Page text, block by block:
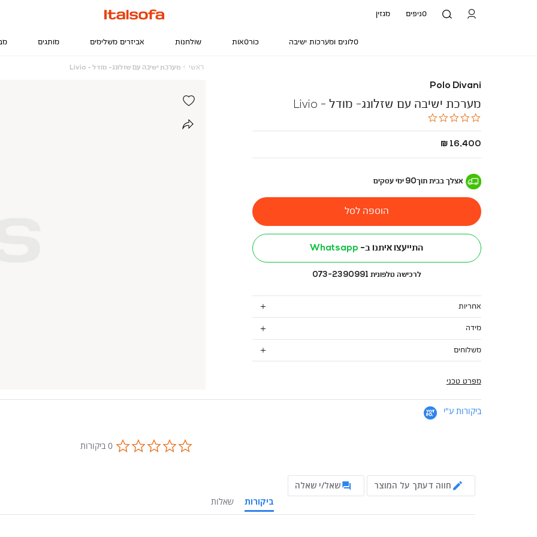
סניפים מגזין
סלונים ומערכות ישיבה כורסאות שולחנות אביזרים משלימים מותגים
ראשי ראשי
מערכת ישיבה עם שזלונג- מודל - Livio
מערכת
Polo Divani
מערכת ישיבה עם שזלונג- מודל - Livio
16,400 ₪
אצלך בבית תוך90 ימי עסקים
הוספה לסל
התייעצו איתנו ב- Whatsapp
לרכישה טלפונית 073-2390991
אחריות
מידה
משלוחים
מפרט טכני
ביקורות ע"י
0.0
star
0 ביקורות
חווה דעתך על המוצר
שאל/י שאלה
ביקורות
שאלות